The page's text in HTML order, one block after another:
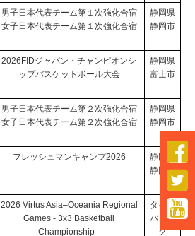
男子日本代表チーム第１次強化合宿
女子日本代表チーム第１次強化合宿
静岡県
静岡市
2026FIDジャパン・チャンピオンシ
ップバスケットボール大会
静岡県
富士市
男子日本代表チーム第２次強化合宿
女子日本代表チーム第２次強化合宿
静岡県
静岡市
フレッシュマンキャンプ2026
静岡県
静岡市
2026 Virtus Asia–Oceania Regional
Games - 3x3 Basketball
Championship -
タイ・
バンコ
ク


